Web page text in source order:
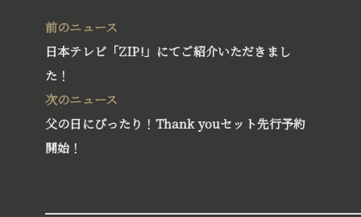
AUSSIE CAKE ™
前のニュース
日本テレビ「ZIP!」にてご紹介いただきまし
た！
次のニュース
父の日にぴったり！Thank youセット先行予約
開始！